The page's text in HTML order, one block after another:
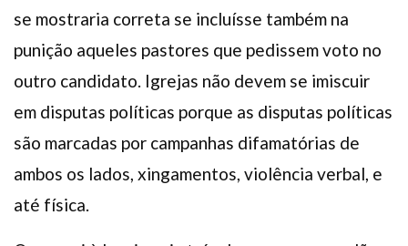
se mostraria correta se incluísse também na
punição aqueles pastores que pedissem voto no
outro candidato. Igrejas não devem se imiscuir
em disputas políticas porque as disputas políticas
são marcadas por campanhas difamatórias de
ambos os lados, xingamentos, violência verbal, e
até física.